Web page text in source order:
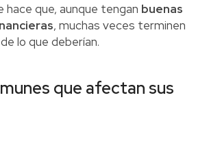
que, aunque tengan buenas
, muchas veces terminen
lo que deberían.
que afectan sus